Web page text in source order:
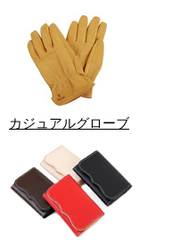
カジュアルグローブ